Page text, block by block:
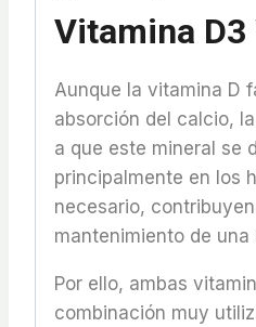
Vitamina D3
Aunque la vitamina D
absorción del calcio,
a que este mineral se
principalmente en los
necesario,
mantenimiento de una
Por ello, ambas
combinación muy